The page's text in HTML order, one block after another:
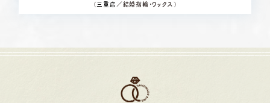
（三重店 ／結婚指輪・ワックス）